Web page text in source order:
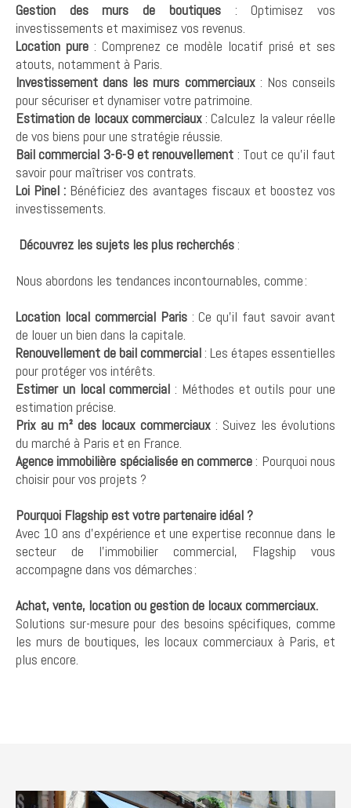
Gestion des murs de boutiques : Optimisez vos
investissements et maximisez vos revenus.
Location pure : Comprenez ce modèle locatif prisé et ses
atouts, notamment à Paris.
Investissement dans les murs commerciaux: Nos conseils
pour sécuriser et dynamiser votre patrimoine.
Estimation de locaux commerciaux: Calculez la valeur réelle
de vos biens pour une stratégie réussie.
Bail commercial 3-6-9 et renouvellement : Tout ce qu’il faut
savoir pour maîtriser vos contrats.
Loi Pinel : Bénéficiez des avantages fiscaux et boostez vos
investissements.
Découvrez les sujets les plus recherchés:
Nous abordons les tendances incontournables, comme :
Location local commercial Paris: Ce qu’il faut savoir avant
de louer un bien dans la capitale.
Renouvellement de bail commercial: Les étapes essentielles
pour protéger vos intérêts.
Estimer un local commercial : Méthodes et outils pour une
estimation précise.
Prix au m² des locaux commerciaux : Suivez les évolutions
du marché à Paris et en France.
Agence immobilière spécialisée en commerce: Pourquoi nous
choisir pour vos projets ?
Pourquoi Flagship est votre partenaire idéal ?
Avec 10 ans d’expérience et une expertise reconnue dans le
secteur de l’immobilier commercial, Flagship vous
accompagne dans vos démarches :
Achat, vente, location ou gestion de locaux commerciaux.
Solutions sur-mesure pour des besoins spécifiques, comme
les murs de boutiques, les locaux commerciaux à Paris, et
plus encore.